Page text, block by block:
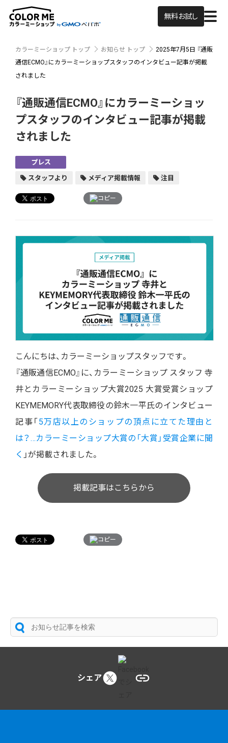
無料お試し
カラーミーショップ トップ お知らせ トップ 2025年7月5日 『通販
通信ECMO』にカラーミーショップスタッフのインタビュー記事が掲載
されました
『通販通信ECMO』にカラーミーショッ
プスタッフのインタビュー記事が掲載
されました
プレス
スタッフより メディア掲載情報 注目
コピー
こんにちは、カラーミーショップスタッフです。
『通販通信ECMO』に、カラーミーショップ スタッフ 寺
井とカラーミーショップ大賞2025 大賞受賞ショップ
KEYMEMORY代表取締役の鈴木一平氏のインタビュー
記事「5万店以上のショップの頂点に立てた理由と
は？…カラーミーショップ大賞の「大賞」受賞企業に聞
く 」が掲載されました。
掲載記事はこちらから
コピー
シェア